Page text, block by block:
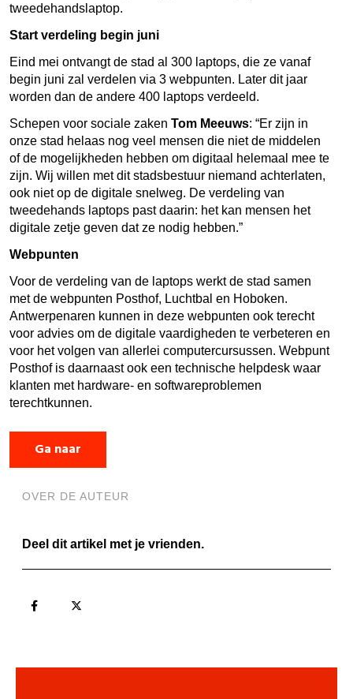
tweedehandslaptop.
Start verdeling begin juni
Eind mei ontvangt de stad al 300 laptops, die ze vanaf
begin juni zal verdelen via 3 webpunten. Later dit jaar
worden dan de andere 400 laptops verdeeld.
Schepen voor sociale zaken Tom Meeuws: “Er zijn in
onze stad helaas nog veel mensen die niet de middelen
of de mogelijkheden hebben om digitaal helemaal mee te
zijn. Wij willen met dit stadsbestuur niemand achterlaten,
ook niet op de digitale snelweg. De verdeling van
tweedehands laptops past daarin: het kan mensen het
digitale zetje geven dat ze nodig hebben.”
Webpunten
Voor de verdeling van de laptops werkt de stad samen
met de webpunten Posthof, Luchtbal en Hoboken.
Antwerpenaren kunnen in deze webpunten ook terecht
voor advies om de digitale vaardigheden te verbeteren en
voor het volgen van allerlei computercursussen. Webpunt
Posthof is daarnaast ook een technische helpdesk waar
klanten met hardware- en softwareproblemen
terechtkunnen.
Ga naar
OVER DE AUTEUR
Deel dit artikel met je vrienden.